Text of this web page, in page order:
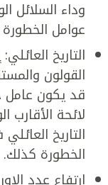
وداء السلائل
عوامل الخطورة
التاريخ
القولون
قد يكون عامل
لائحة الأقارب
التاريخ
الخطورة كذلك.
ارتفاع عدد